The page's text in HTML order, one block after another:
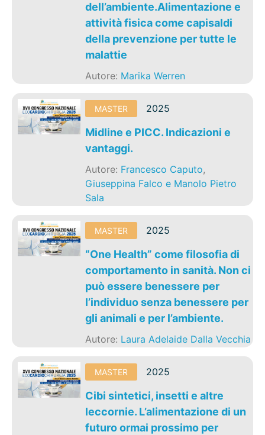
dell’ambiente.Alimentazione e
attività fisica come capisaldi
della prevenzione per tutte le
malattie
Autore: Marika Werren
MASTER 2025
Midline e PICC. Indicazioni e
vantaggi.
Autore: Francesco Caputo,
Giuseppina Falco e Manolo Pietro
Sala
MASTER 2025
“One Health” come filosofia di
comportamento in sanità. Non ci
può essere benessere per
l’individuo senza benessere per
gli animali e per l’ambiente.
Autore: Laura Adelaide Dalla Vecchia
MASTER 2025
Cibi sintetici, insetti e altre
leccornie. L’alimentazione di un
futuro ormai prossimo per